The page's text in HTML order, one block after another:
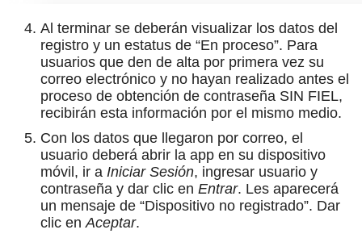
Al terminar se deberán visualizar los datos del
registro y un estatus de “En proceso”. Para
usuarios que den de alta por primera vez su
correo electrónico y no hayan realizado antes el
proceso de obtención de contraseña SIN FIEL,
recibirán esta información por el mismo medio.
Con los datos que llegaron por correo, el
usuario deberá abrir la app en su dispositivo
móvil, ir a Iniciar Sesión, ingresar usuario y
contraseña y dar clic en Entrar. Les aparecerá
un mensaje de “Dispositivo no registrado”. Dar
clic en Aceptar.